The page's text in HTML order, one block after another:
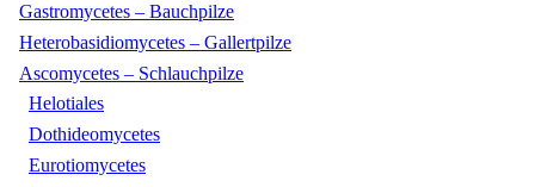
Gastromycetes – Bauchpilze
Heterobasidiomycetes – Gallertpilze
Ascomycetes – Schlauchpilze
Helotiales
Dothideomycetes
Eurotiomycetes